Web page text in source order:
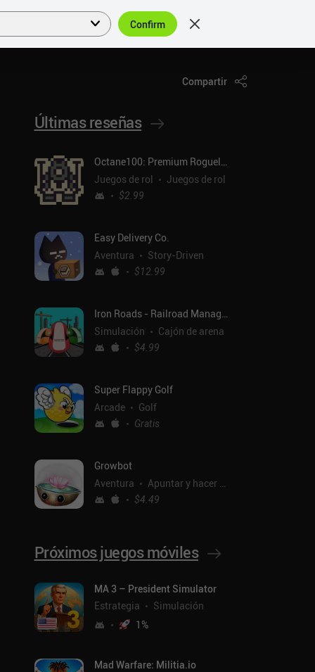
ES
Compartir
Últimas reseñas
Octane100: Premium Roguelike
Juegos de rol
Juegos de rol
$2.99
Easy Delivery Co.
Aventura
Story-Driven
$12.99
Iron Roads - Railroad Manager
Simulación
Cajón de arena
$4.99
Super Flappy Golf
Arcade
Golf
Gratis
Growbot
Aventura
Apuntar y hacer clic
$4.49
Próximos juegos móviles
MA 3 – President Simulator
Estrategia
Simulación
1%
Mad Warfare: Militia.io
Confirm